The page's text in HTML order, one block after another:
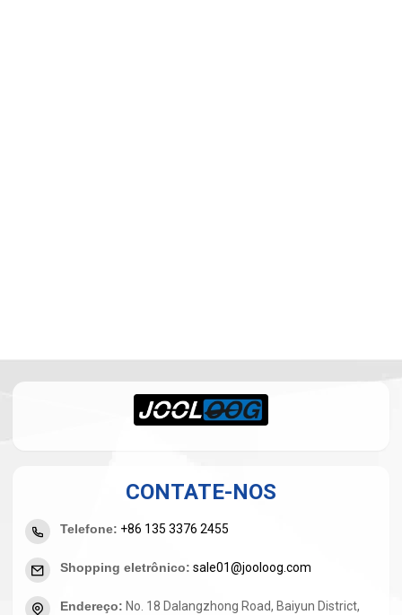
CONTATE-NOS
Telefone: +86 135 3376 2455
Shopping eletrônico: sale01@jooloog.com
Endereço: No. 18 Dalangzhong Road, Baiyun District,